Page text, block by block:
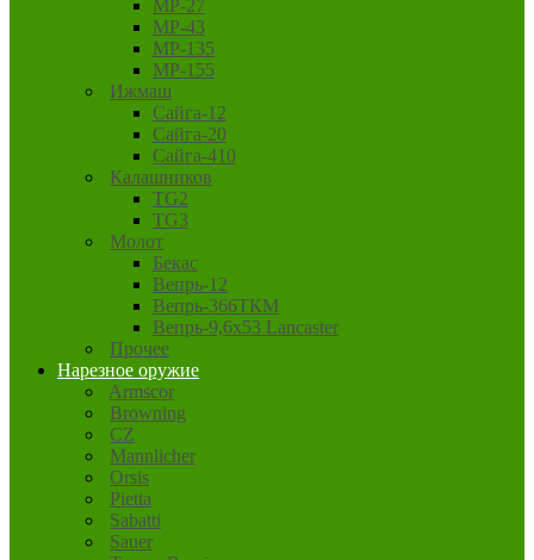
MP-27
MP-43
MP-135
MP-155
Ижмаш
Сайга-12
Сайга-20
Сайга-410
Калашников
TG2
TG3
Молот
Бекас
Вепрь-12
Вепрь-366ТКМ
Вепрь-9,6х53 Lancaster
Прочее
Нарезное оружие
Armscor
Browning
CZ
Mannlicher
Orsis
Pietta
Sabatti
Sauer